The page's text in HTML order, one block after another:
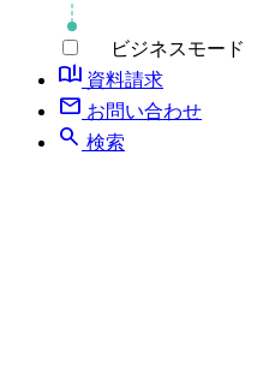
ビジネスモード
book_ribbon 資料請求
mail お問い合わせ
search 検索